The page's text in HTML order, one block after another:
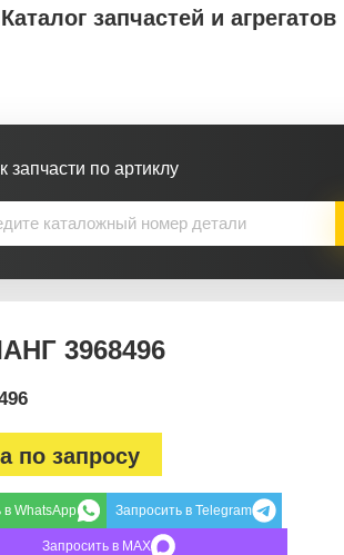
Каталог запчастей и агрегатов
запчасти по артиклу
3968496
по запросу
в WhatsApp Запросить в Telegram
Запросить в MAX